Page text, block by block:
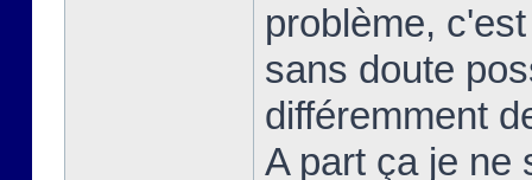
problème,
sans doute
différemment
A part ça je ne